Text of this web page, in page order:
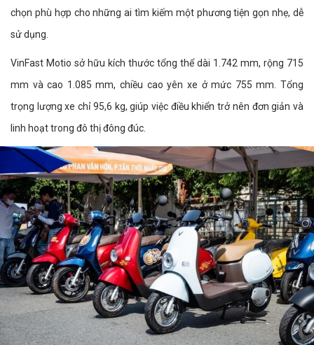
chọn phù hợp cho những ai tìm kiếm một phương tiện gọn nhẹ, dễ
sử dụng.
VinFast Motio sở hữu kích thước tổng thể dài 1.742 mm, rộng 715
mm và cao 1.085 mm, chiều cao yên xe ở mức 755 mm. Tổng
trọng lượng xe chỉ 95,6 kg, giúp việc điều khiển trở nên đơn giản và
linh hoạt trong đô thị đông đúc.